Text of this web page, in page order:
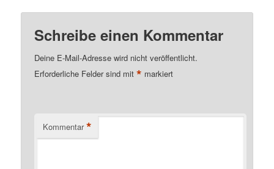
Schreibe einen Kommentar
Deine E-Mail-Adresse wird nicht veröffentlicht.
Erforderliche Felder sind mit* markiert
Kommentar *